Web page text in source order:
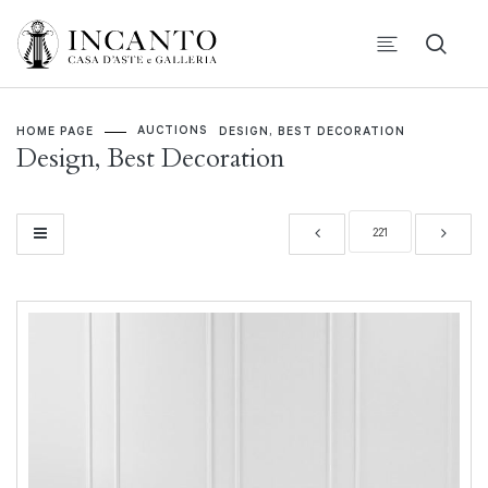
HOME PAGE AUCTIONS DESIGN, BEST DECORATION
Design, Best Decoration